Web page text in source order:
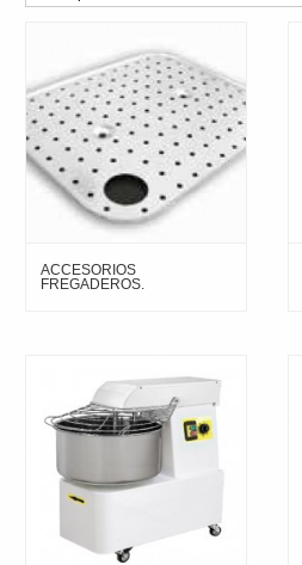
ACCESORIOS
FREGADEROS.